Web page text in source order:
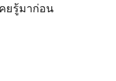
ยรู้มาก่อน